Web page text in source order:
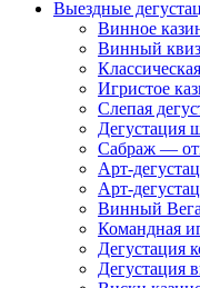
Выездные
Винное
Винный квиз
Игристое
Слепая
Дегустация
Сабраж —
Арт-
Арт-
Винный
Командная
Дегустация
Дегустация